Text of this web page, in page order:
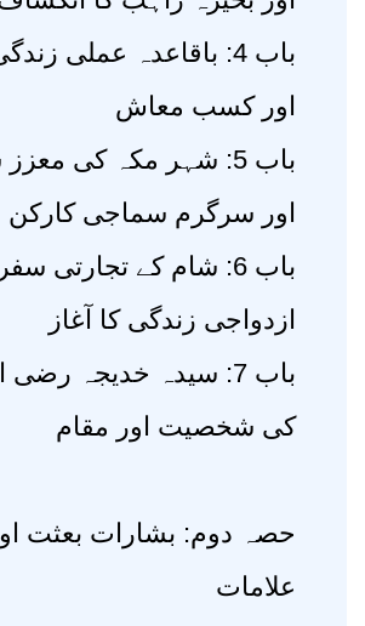
باب 4: باقاعدہ عملی
اور کسب معاش
باب 5: شہر مکہ کی
اور سرگرم سماجی کارکن
باب 6: شام کے تجارتی
ازدواجی زندگی کا آغاز
باب 7: سیدہ خدیجہ رضی
کی شخصیت اور مقام
حصہ دوم: بشارات بعثت
علامات